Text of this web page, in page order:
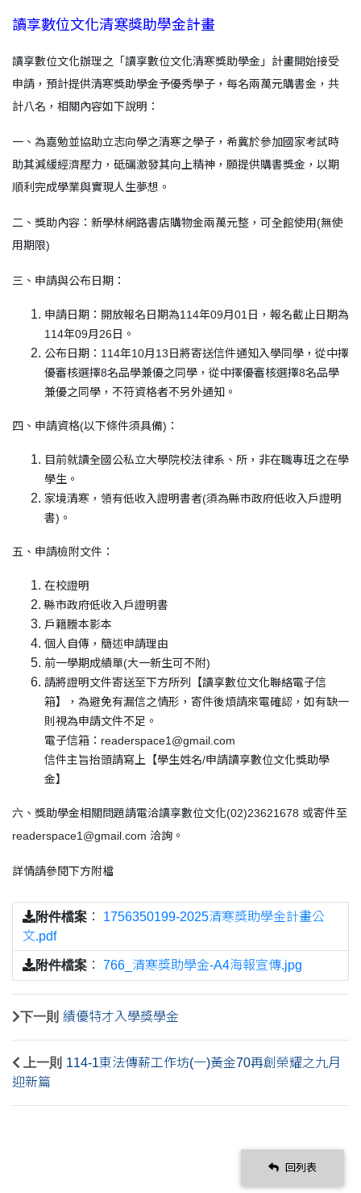
讀享數位文化清寒獎助學金計畫
讀享數位文化辦理之「讀享數位文化清寒獎助學金」計畫開始接受
申請，預計提供清寒獎助學金予優秀學子，每名兩萬元購書金，共
計八名，相關內容如下說明：
一、為嘉勉並協助立志向學之清寒之學子，希冀於參加國家考試時
助其減緩經濟壓力，砥礪激發其向上精神，願提供購書獎金，以期
順利完成學業與實現人生夢想。
二、獎助內容：新學林網路書店購物金兩萬元整，可全館使用(無使
用期限)
三、申請與公布日期：
申請日期：開放報名日期為114年09月01日，報名截止日期為
114年09月26日。
公布日期：114年10月13日將寄送信件通知入學同學，從中擇
優審核選擇8名品學兼優之同學，從中擇優審核選擇8名品學
兼優之同學，不符資格者不另外通知。
四、申請資格(以下條件須具備)：
目前就讀全國公私立大學院校法律系、所，非在職專班之在學
學生。
家境清寒，領有低收入證明書者(須為縣市政府低收入戶證明
書)。
五、申請檢附文件：
在校證明
縣市政府低收入戶證明書
戶籍謄本影本
個人自傳，簡述申請理由
前一學期成績單(大一新生可不附)
請將證明文件寄送至下方所列【讀享數位文化聯絡電子信
箱】，為避免有漏信之情形，寄件後煩請來電確認，如有缺一
則視為申請文件不足。
電子信箱：readerspace1@gmail.com
信件主旨抬頭請寫上【學生姓名/申請讀享數位文化獎助學
金】
六、獎助學金相關問題請電洽讀享數位文化(02)23621678 或寄件至
readerspace1@gmail.com 洽詢。
詳情請參閱下方附檔
附件檔案 ： 1756350199-2025清寒獎助學金計畫公
文.pdf
附件檔案 ： 766_清寒獎助學金-A4海報宣傳.jpg
下一則 績優特才入學獎學金
上一則 114-1東法傳薪工作坊(一)黃金70再創榮耀之九月
迎新篇
回列表